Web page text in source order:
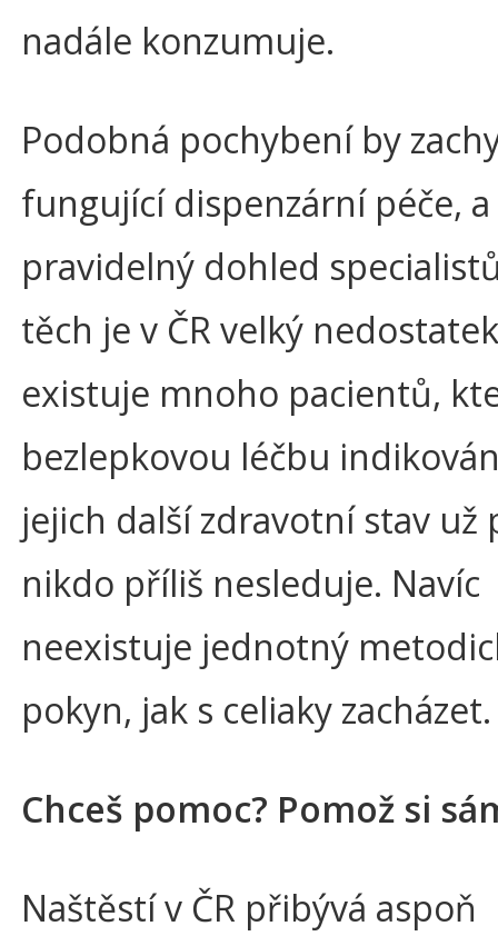
nadále konzumuje.
Podobná pochybení by
fungující dispenzární péče,
pravidelný dohled
těch je v ČR velký
existuje mnoho pacientů,
bezlepkovou léčbu
jejich další zdravotní stav už
nikdo příliš nesleduje. Navíc
neexistuje jednotný
pokyn, jak s celiaky zacházet.
Chceš pomoc? Pomož si
Naštěstí v ČR přibývá aspoň